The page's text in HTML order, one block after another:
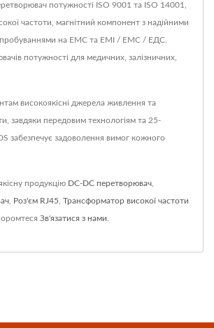
потужності ISO 9001 та ISO 14001,
частоти, магнітний компонент з надійними
на ЕМС та ЕМІ / ЕМС / ЕДС.
потужності для медичних, залізничних,
високоякісні джерела живлення та
завдяки передовим технологіям та 25-
забезпечує задоволення вимог кожного
продукцію DC-DC перетворювач
Роз'єм RJ45 Трансформатор високої частоти
Зв'язатися з нами